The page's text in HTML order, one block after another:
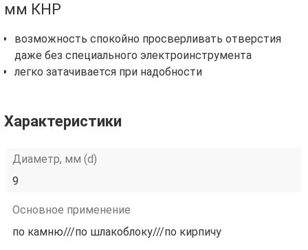
мм КНР
возможность спокойно просверливать отверстия
даже без специального электроинструмента
легко затачивается при надобности
Характеристики
Диаметр, мм (d)
9
Основное применение
по камню///по шлакоблоку///по кирпичу